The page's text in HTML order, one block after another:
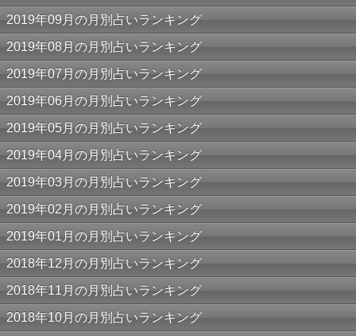
2019年09月の月別占いランキング
2019年08月の月別占いランキング
2019年07月の月別占いランキング
2019年06月の月別占いランキング
2019年05月の月別占いランキング
2019年04月の月別占いランキング
2019年03月の月別占いランキング
2019年02月の月別占いランキング
2019年01月の月別占いランキング
2018年12月の月別占いランキング
2018年11月の月別占いランキング
2018年10月の月別占いランキング